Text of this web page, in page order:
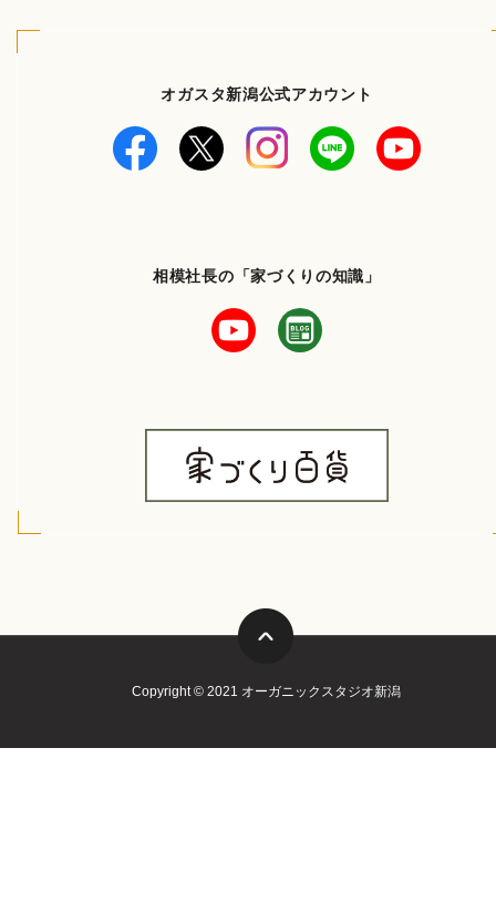
オガスタ新潟公式アカウント
相模社長の「家づくりの知識」
Copyright © 2021 オーガニックスタジオ新潟